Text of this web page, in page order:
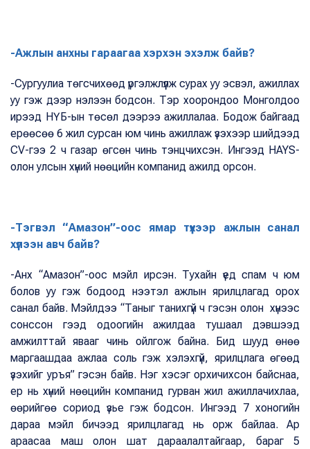
-Ажлын анхны гараагаа хэрхэн эхэлж байв?
-Сургуулиа төгсчихөөд үргэлжлүүлж сурах уу эсвэл, ажиллах
уу гэж дээр нэлээн бодсон. Тэр хоорондоо Монголдоо
ирээд НҮБ-ын төсөл дээрээ ажиллалаа. Бодож байгаад
ерөөсөө 6 жил сурсан юм чинь ажиллаж үзэхээр шийдээд
CV-гээ 2 ч газар өгсөн чинь тэнцчихсэн. Ингээд HAYS-
олон улсын хүний нөөцийн компанид ажилд орсон.
-Тэгвэл “Амазон”-оос ямар түүхээр ажлын санал
хүлээн авч байв?
-Анх “Амазон”-оос мэйл ирсэн. Тухайн үед спам ч юм
болов уу гэж бодоод нээтэл ажлын ярилцлагад орох
санал байв. Мэйлдээ “Таныг танихгүй ч гэсэн олон хүнээс
сонссон гээд одоогийн ажилдаа тушаал дэвшээд
амжилттай явааг чинь ойлгож байна. Бид шууд өнөө
маргаашдаа ажлаа соль гэж хэлэхгүй, ярилцлага өгөөд
үзэхийг уръя” гэсэн байв. Нэг хэсэг орхичихсон байснаа,
ер нь хүний нөөцийн компанид гурван жил ажиллачихлаа,
өөрийгөө сориод үзье гэж бодсон. Ингээд 7 хоногийн
дараа мэйл бичээд ярилцлагад нь орж байлаа. Ар
араасаа маш олон шат дараалалтайгаар, бараг 5